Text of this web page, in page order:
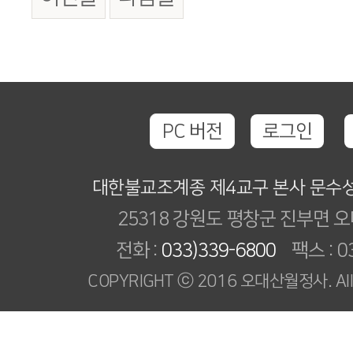
PC 버전 로그인
대한불교조계종 제4교구 본사 문수
25318 강원도 평창군 진부면
전화 : 033)339-6800 팩스 :
COPYRIGHT ⓒ 2016 오대산월정사.